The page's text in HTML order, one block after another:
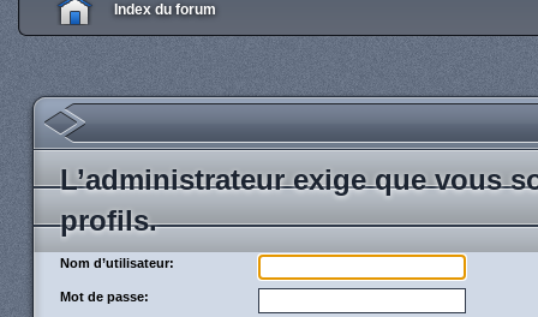
Index du forum
L’administrateur exige que vous
profils.
Nom d’utilisateur:
Mot de passe: